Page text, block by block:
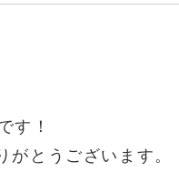
す！
とうございます。